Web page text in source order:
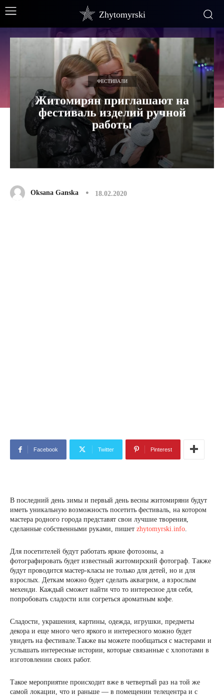
Zhytomyrski
ФЕСТИВАЛИ
Житомирян приглашают на
фестиваль изделий ручной
работы
Oksana Ganska 18.02.2020
Facebook Twitter Pinterest
В последний день зимы и первый день весны житомиряни будут
иметь уникальную возможность посетить фестиваль, на котором
мастера родного города представят свои лучшие творения,
сделанные собственными руками, пишет zhytomyrski.info.
Для посетителей будут работать яркие фотозоны, а
фотографировать будет известный житомирский фотограф. Также
будут проводится мастер-класы не только для детей, но и для
взрослых. Деткам можно будет сделать аквагрим, а взрослым
мехенди. Каждый сможет найти что то интересное для себя,
попробовать сладости или согреться ароматным кофе.
Сладости, украшения, картины, одежда, игрушки, предметы
декора и еще много чего яркого и интересного можно будет
увидеть на фестивале.Также вы можете пообщаться с мастерами и
услышать интересные истории, которые связанные с хлопотами в
изготовлении своих работ.
Такое мероприятие происходит вже в четвертый раз на той же
самой локации, что и раньше — в помещении телецентра и с